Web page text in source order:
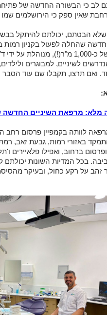
לב כי הבשורה החדשה של
שאין ספק כי הירושלמים שמו
שלא הבטתם, יכולתם להיתקל
שהחלה לפעול בקניון
פני שטח של כ-1,000 מ"ר(!),
לשיניים, למבוגרים
ואם תרצו, תקבלו שם עוד
מלא: מרפאת השיניים החדשה
לוותה בקמפיין פרסום רחב
באזורי רמות, גבעת זאב,
ופרסום ברחוב, ואפילו פלאיירים
בכל המדיות השונות
זהב על רקע כחול, ובעיקר